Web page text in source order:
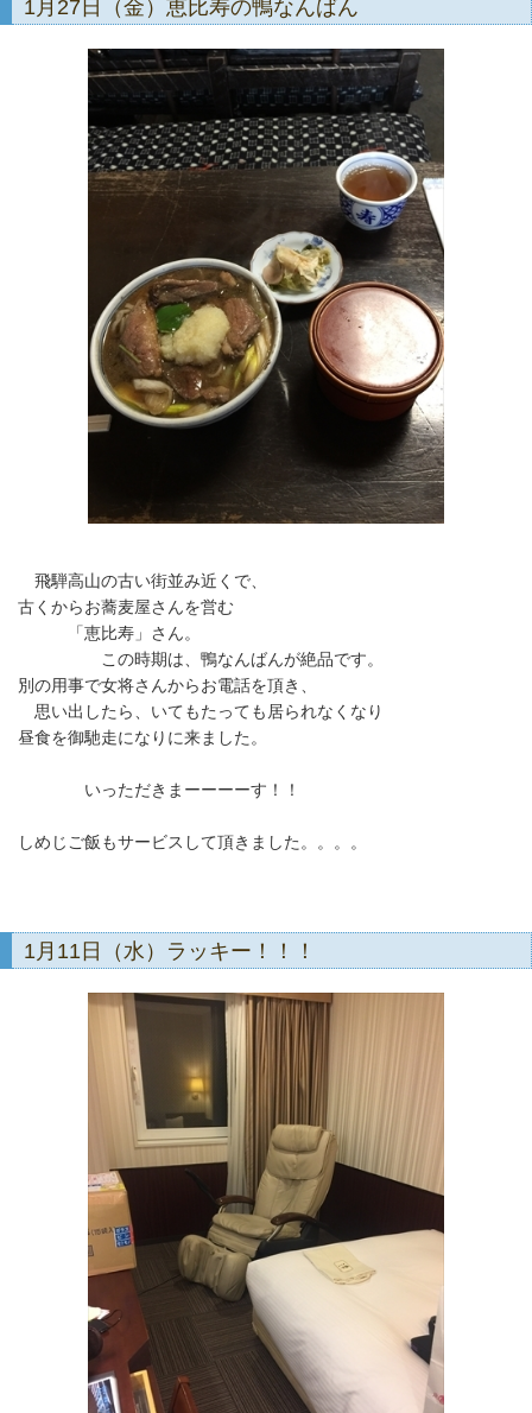
1月27日（金）恵比寿の鴨なんばん
飛騨高山の古い街並み近くで、
古くからお蕎麦屋さんを営む
「恵比寿」さん。
この時期は、鴨なんばんが絶品です。
別の用事で女将さんからお電話を頂き、
思い出したら、いてもたっても居られなくなり
昼食を御馳走になりに来ました。
いっただきまーーーーす！！
しめじご飯もサービスして頂きました。。。。
1月11日（水）ラッキー！！！